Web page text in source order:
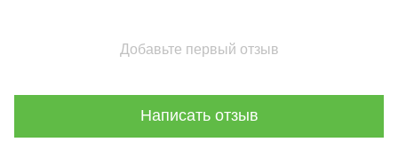
Добавьте первый отзыв
Написать отзыв